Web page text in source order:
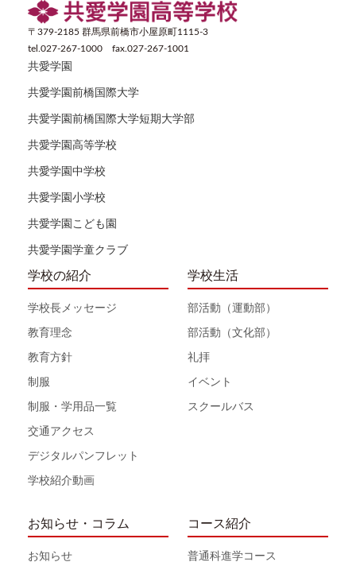
〒379-2185 群馬県前橋市小屋原町1115-3
tel.027-267-1000 fax.027-267-1001
共愛学園
共愛学園前橋国際大学
共愛学園前橋国際大学短期大学部
共愛学園高等学校
共愛学園中学校
共愛学園小学校
共愛学園こども園
共愛学園学童クラブ
学校の紹介
学校長メッセージ
教育理念
教育方針
制服
制服・学用品一覧
交通アクセス
デジタルパンフレット
学校紹介動画
学校生活
部活動（運動部）
部活動（文化部）
礼拝
イベント
スクールバス
お知らせ・コラム
お知らせ
コース紹介
普通科進学コース